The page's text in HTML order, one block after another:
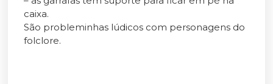
caixa.
São probleminhas lúdicos com personagens do
folclore.